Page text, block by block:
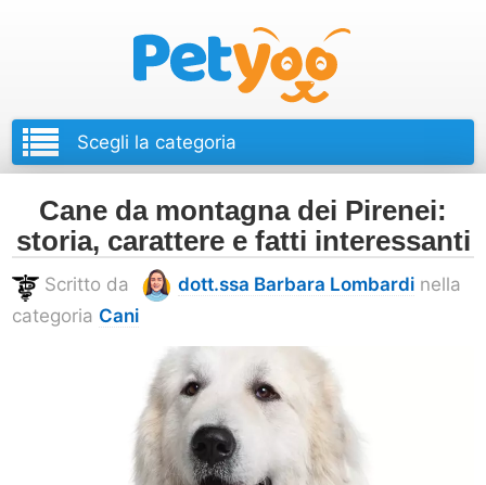
Cane da montagna dei Pirenei:
storia, carattere e fatti interessanti
Scritto da dott.ssa Barbara Lombardi nella
categoria Cani